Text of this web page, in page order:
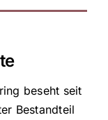
beseht seit
Bestandteil